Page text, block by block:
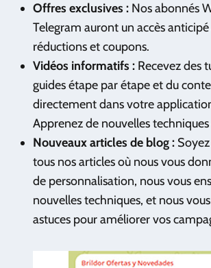
Offres exclusives : Nos abonnés
Telegram auront un accès
réductions et coupons.
Vidéos informatifs : Recevez des
guides étape par étape et du
directement dans votre
Apprenez de nouvelles techniques
Nouveaux articles de blog :
tous nos articles où nous vous
de personnalisation, nous vous
nouvelles techniques, et nous
astuces pour améliorer vos